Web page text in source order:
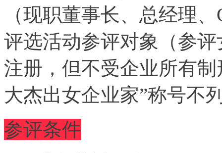
（现职董事长、总经理
评选活动参评对象（参
注册，但不受企业所有
大杰出女企业家”称号不
参评条件